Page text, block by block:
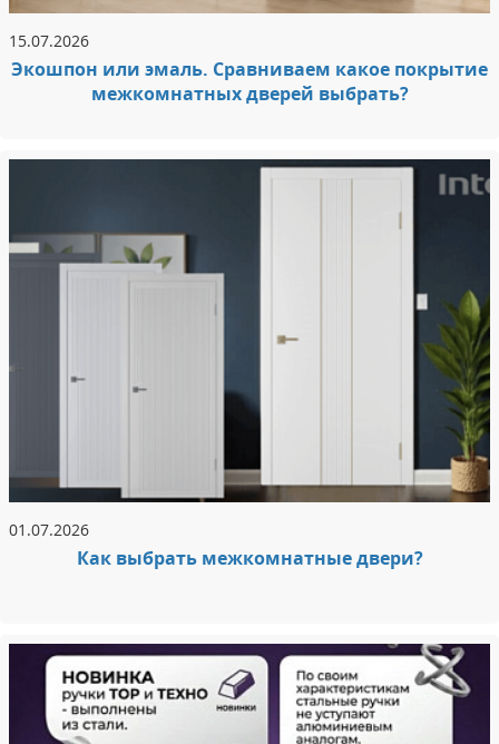
15.07.2026
Экошпон или эмаль. Сравниваем какое покрытие
межкомнатных дверей выбрать?
01.07.2026
Как выбрать межкомнатные двери?